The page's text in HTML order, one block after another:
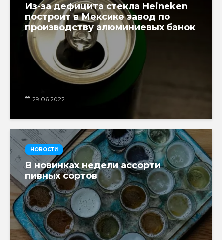
Из-за дефицита стекла Heineken
построит в Мексике завод по
производству алюминиевых банок
29.06.2022
НОВОСТИ
В новинках недели ассорти
пивных сортов